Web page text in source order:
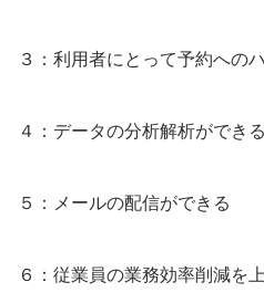
３：利用者にとって予約への
４：データの分析解析ができる
５：メールの配信ができる
６：従業員の業務効率削減を